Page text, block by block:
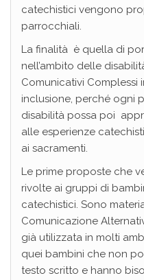
catechistici vengono
parrocchiali.
La finalità è quella di
nell’ambito delle
Comunicativi Complessi
inclusione, perché ogni
disabilità possa poi
alle esperienze
ai sacramenti.
Le prime proposte che
rivolte ai gruppi di
catechistici. Sono
Comunicazione
già utilizzata in molti
quei bambini che non
testo scritto e hanno